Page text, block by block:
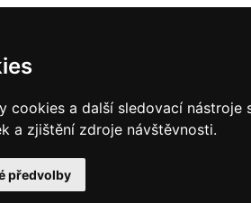
a další sledovací
a zjištění zdroje návštěvnosti.
předvolby